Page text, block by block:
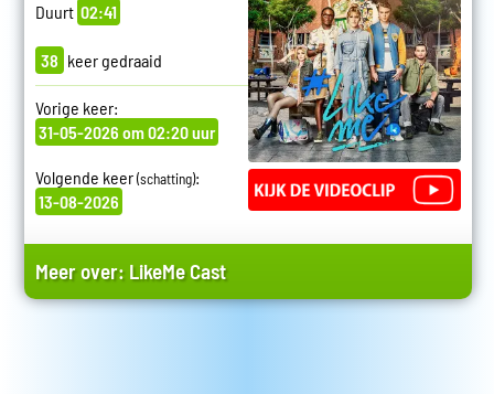
Duurt 02:41
38 keer gedraaid
Vorige keer:
31-05-2026 om 02:20 uur
Volgende keer(schatting):
13-08-2026
Meer over: LikeMe Cast